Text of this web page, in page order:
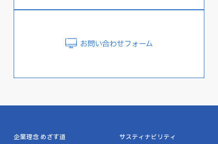
お問い合わせフォーム
企業理念 めざす道
サスティナビリティ